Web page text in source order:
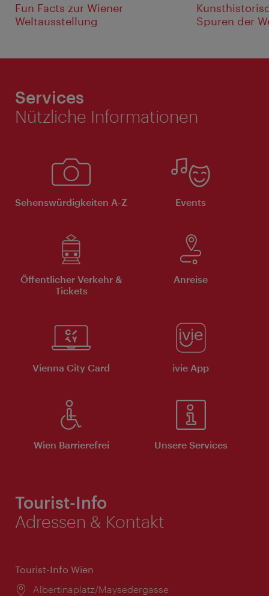
Fun Facts zur Wiener
Weltausstellung
Spuren der
Services
Nützliche Informationen
Sehenswürdigkeiten A-Z Events
Öffentlicher Verkehr &
Tickets
Anreise
Vienna City Card ivie App
Wien Barrierefrei Unsere Services
Tourist-Info
Adressen & Kontakt
Tourist-Info Wien
Ort:
Albertinaplatz/Maysedergasse